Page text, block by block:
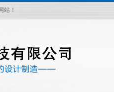
站！